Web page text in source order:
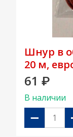
Шнур в
20 м,
61 ₽
В наличии
−